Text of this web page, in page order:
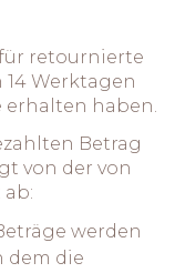
retournierte
Werktagen
erhalten haben.
Betrag
von der von
werden
dem die